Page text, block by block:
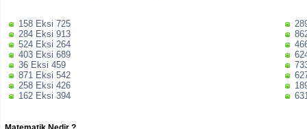
158 Eksi 725
284 Eksi 913
524 Eksi 264
403 Eksi 689
36 Eksi 459
871 Eksi 542
258 Eksi 426
162 Eksi 394